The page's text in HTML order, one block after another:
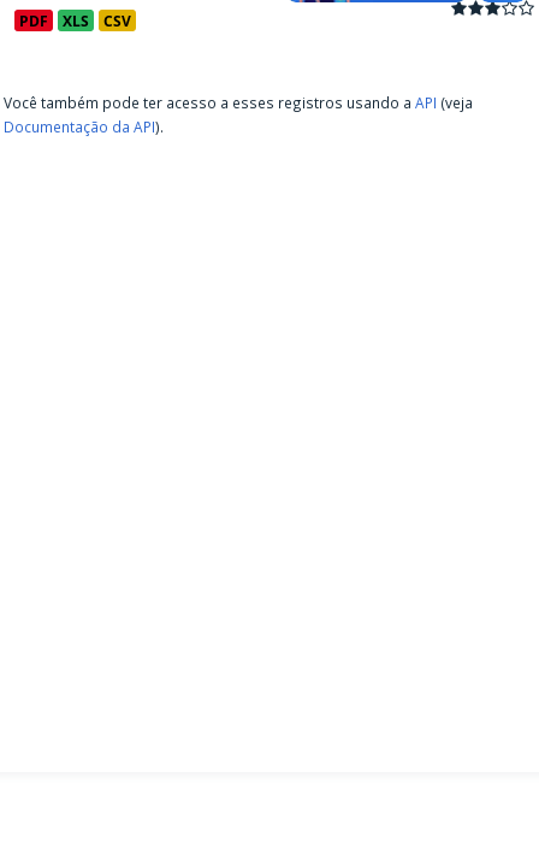
PDF XLS CSV
Você também pode ter acesso a esses registros usando a API (veja
Documentação da API).